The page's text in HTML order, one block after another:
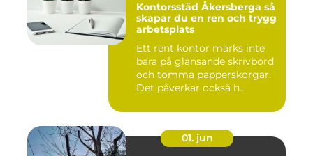
Kontorsstäd Åkersberga så
skapar du en ren och trygg
arbetsplats
Ett rent kontor märks inte
bara på glänsande skrivbord
och tomma papperskorgar.
Det påverkar också h...
01. jun